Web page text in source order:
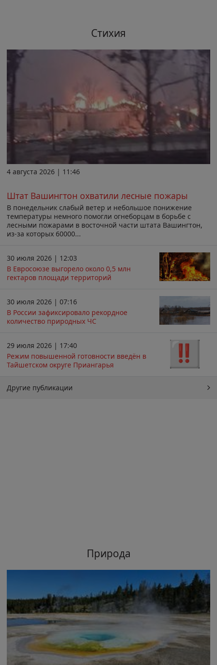
Стихия
4 августа 2026 | 11:46
Штат Вашингтон охватили лесные пожары
В понедельник слабый ветер и небольшое понижение
температуры немного помогли огнеборцам в борьбе с
лесными пожарами в восточной части штата Вашингтон,
из-за которых 60000...
30 июля 2026 | 12:03
В Евросоюзе выгорело около 0,5 млн
гектаров площади территорий
30 июля 2026 | 07:16
В России зафиксировало рекордное
количество природных ЧС
29 июля 2026 | 17:40
Режим повышенной готовности введён в
Тайшетском округе Приангарья
Другие публикации
Природа